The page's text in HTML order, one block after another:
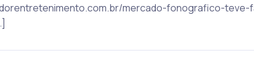
mercado-fonografico-